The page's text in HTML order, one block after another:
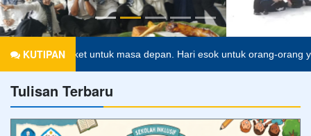
KUTIPAN
tiket untuk masa depan. Hari esok untuk orang-orang yang telah
Tulisan Terbaru